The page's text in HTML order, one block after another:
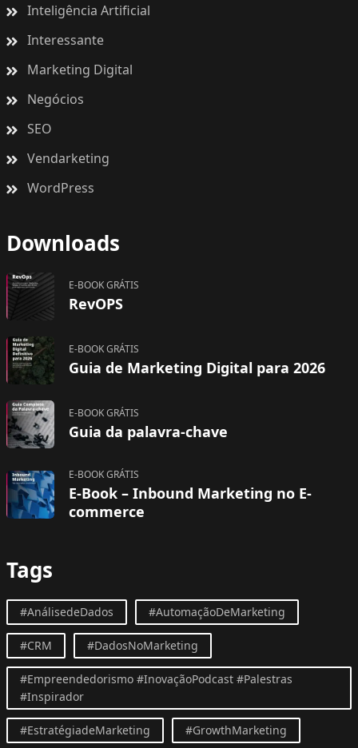
Inteligência Artificial
Interessante
Marketing Digital
Negócios
SEO
Vendarketing
WordPress
Downloads
E-BOOK GRÁTIS
RevOPS
E-BOOK GRÁTIS
Guia de Marketing Digital para 2026
E-BOOK GRÁTIS
Guia da palavra-chave
E-BOOK GRÁTIS
E-Book – Inbound Marketing no E-
commerce
Tags
#AnálisedeDados #AutomaçãoDeMarketing
#CRM #DadosNoMarketing
#Empreendedorismo #InovaçãoPodcast #Palestras
#Inspirador
#EstratégiadeMarketing #GrowthMarketing